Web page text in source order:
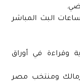
البث المباشر
البداية وقراءة في أوراق
ومنتخب مصر